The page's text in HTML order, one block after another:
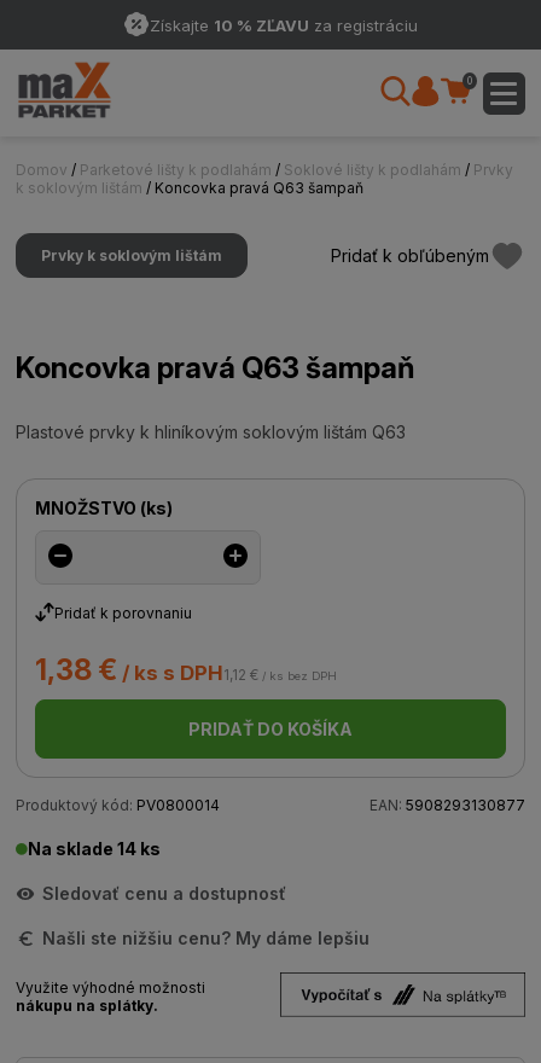
Získajte 10 % ZĽAVU za registráciu
0
Domov / Parketové lišty k podlahám / Soklové lišty k podlahám / Prvky
k soklovým lištám / Koncovka pravá Q63 šampaň
Prvky k soklovým lištám Pridať k obľúbeným
Koncovka pravá Q63 šampaň
Plastové prvky k hliníkovým soklovým lištám Q63
MNOŽSTVO (ks)
Pridať k porovnaniu
1,38 € / ks s DPH1,12 € / ks bez DPH
PRIDAŤ DO KOŠÍKA
Produktový kód: PV0800014 EAN: 5908293130877
Na sklade 14 ks
Sledovať cenu a dostupnosť
Našli ste nižšiu cenu? My dáme lepšiu
Využite výhodné možnosti
nákupu na splátky.